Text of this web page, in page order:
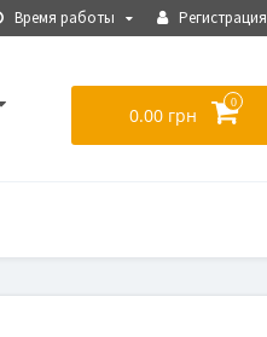
Время работы Регистрация
0.00 грн
0